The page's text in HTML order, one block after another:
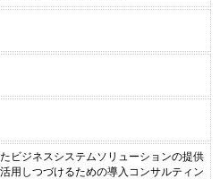
ビジネスシステムソリューションの提供
用しつづけるための導入コンサルティン